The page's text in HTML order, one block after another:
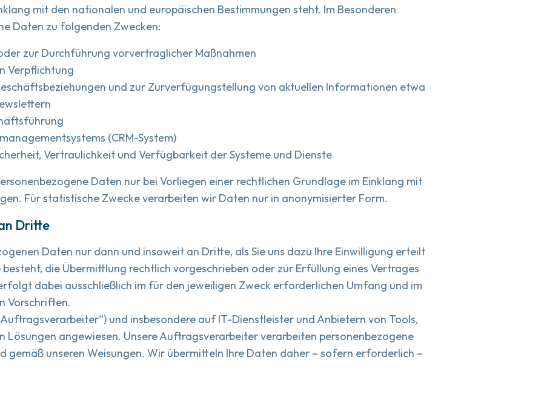
mit den nationalen und europäischen Bestimmungen steht. Im Besonderen
Daten zu folgenden Zwecken:
zur Durchführung vorvertraglicher Maßnahmen
Verpflichtung
und zur Zurverfügungstellung von aktuellen Informationen etwa
(CRM-System)
Vertraulichkeit und Verfügbarkeit der Systeme und Dienste
Daten nur bei Vorliegen einer rechtlichen Grundlage im Einklang mit
Für statistische Zwecke verarbeiten wir Daten nur in anonymisierter Form.
Dritte
Daten nur dann und insoweit an Dritte, als Sie uns dazu Ihre Einwilligung erteilt
die Übermittlung rechtlich vorgeschrieben oder zur Erfüllung eines Vertrages
dabei ausschließlich im für den jeweiligen Zweck erforderlichen Umfang und im
Vorschriften.
und insbesondere auf IT-Dienstleister und Anbietern von Tools,
Lösungen angewiesen. Unsere Auftragsverarbeiter verarbeiten personenbezogene
gemäß unseren Weisungen. Wir übermitteln Ihre Daten daher – sofern erforderlich –